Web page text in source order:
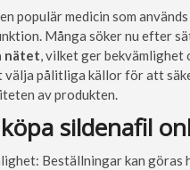
populär medicin som
Många söker nu efter
nätet , vilket ger
pålitliga källor för att
av produkten.
sildenafil
Beställningar kan göras